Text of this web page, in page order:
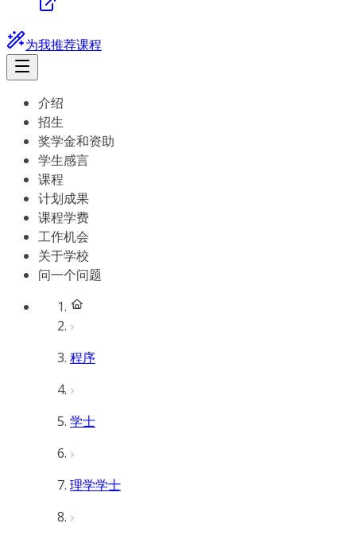
为我推荐课程
介绍
招生
奖学金和资助
学生感言
课程
计划成果
课程学费
工作机会
关于学校
问一个问题
程序
学士
理学学士